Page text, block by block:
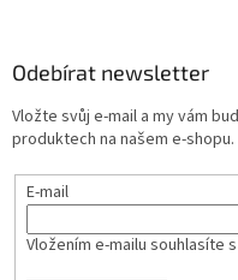
Odebírat newsletter
Vložte svůj e-mail a my vám
produktech na našem e-shopu.
E-mail
Vložením e-mailu souhlasíte s